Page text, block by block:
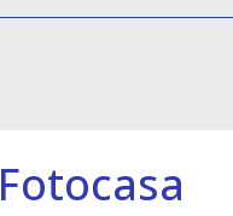
Fotocasa